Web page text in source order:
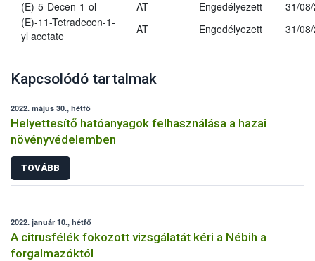
(E)-5-Decen-1-ol
AT Engedélyezett
31/
(E)-11-Tetradecen-1-
yl acetate
AT Engedélyezett 31/
Kapcsolódó tartalmak
2022. május 30., hétfő
Helyettesítő hatóanyagok felhasználása a hazai
növényvédelemben
TOVÁBB
2022. január 10., hétfő
A citrusfélék fokozott vizsgálatát kéri a Nébih a
forgalmazóktól